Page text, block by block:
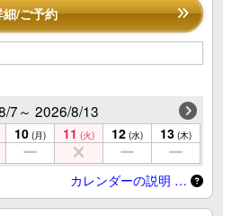
細/ご予約
7～ 2026/8/13
10 (月) 11 (火) 12 (水) 13 (木)
カレンダーの説明 …